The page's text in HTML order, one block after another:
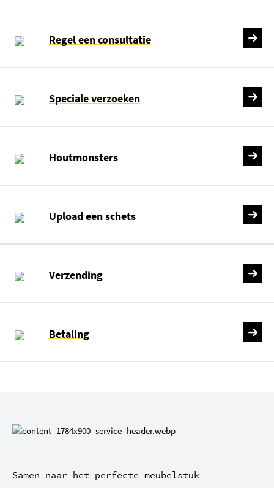
Regel een consultatie
Speciale verzoeken
Houtmonsters
Upload een schets
Verzending
Betaling
Samen naar het perfecte meubelstuk